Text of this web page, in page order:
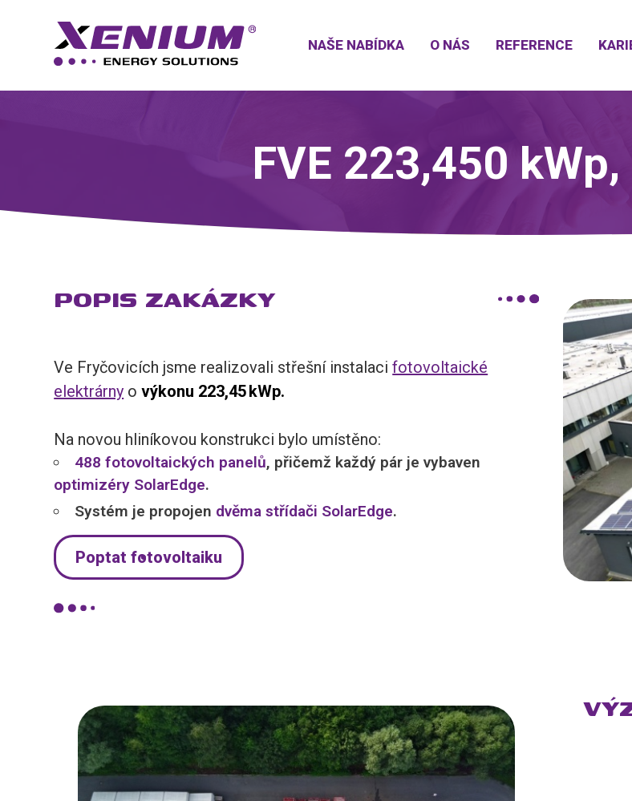
NAŠE NABÍDKA O NÁS REFERENCE
FVE 223,450
POPIS ZAKÁZKY
Ve Fryčovicích jsme realizovali střešní instalacifotovoltaické
elektrárny o výkonu 223,45 kWp.
Na novou hliníkovou konstrukci bylo umístěno:
488 fotovoltaických panelů, přičemž každý pár je vybaven
optimizéry SolarEdge.
Systém je propojen dvěma střídači SolarEdge.
Poptat fotovoltaiku